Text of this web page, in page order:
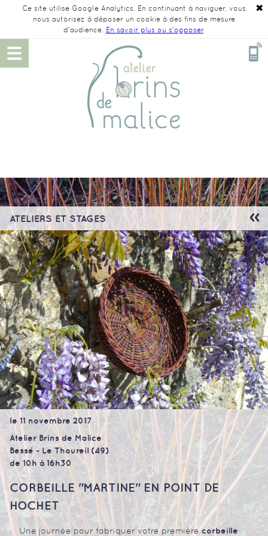
✖
Ce site utilise Google Analytics. En continuant à naviguer, vous
nous autorisez à déposer un cookie à des fins de mesure
d'audience. En savoir plus ou s'opposer.
ATELIERS ET STAGES
le 11 novembre 2017
Atelier Brins de Malice
Bessé - Le Thoureil (49)
de 10h à 16h30
CORBEILLE "MARTINE" EN POINT DE
HOCHET
Une journée pour fabriquer votre premièrecorbeille